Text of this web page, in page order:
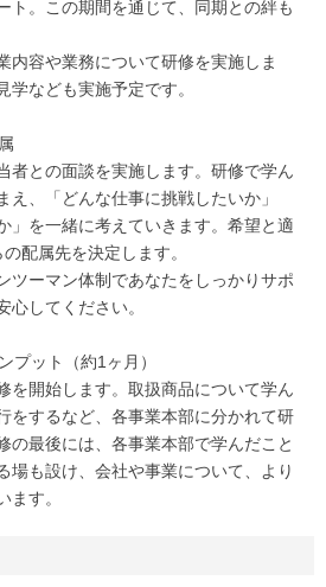
ト。この期間を通じて、同期との絆も
内容や業務について研修を実施しま
なども実施予定です。
者との面談を実施します。研修で学ん
え、「どんな仕事に挑戦したいか」
」を一緒に考えていきます。希望と適
配属先を決定します。
ツーマン体制であなたをしっかりサポ
心してください。
プット（約1ヶ月）
を開始します。取扱商品について学ん
をするなど、各事業本部に分かれて研
の最後には、各事業本部で学んだこと
場も設け、会社や事業について、より
ます。